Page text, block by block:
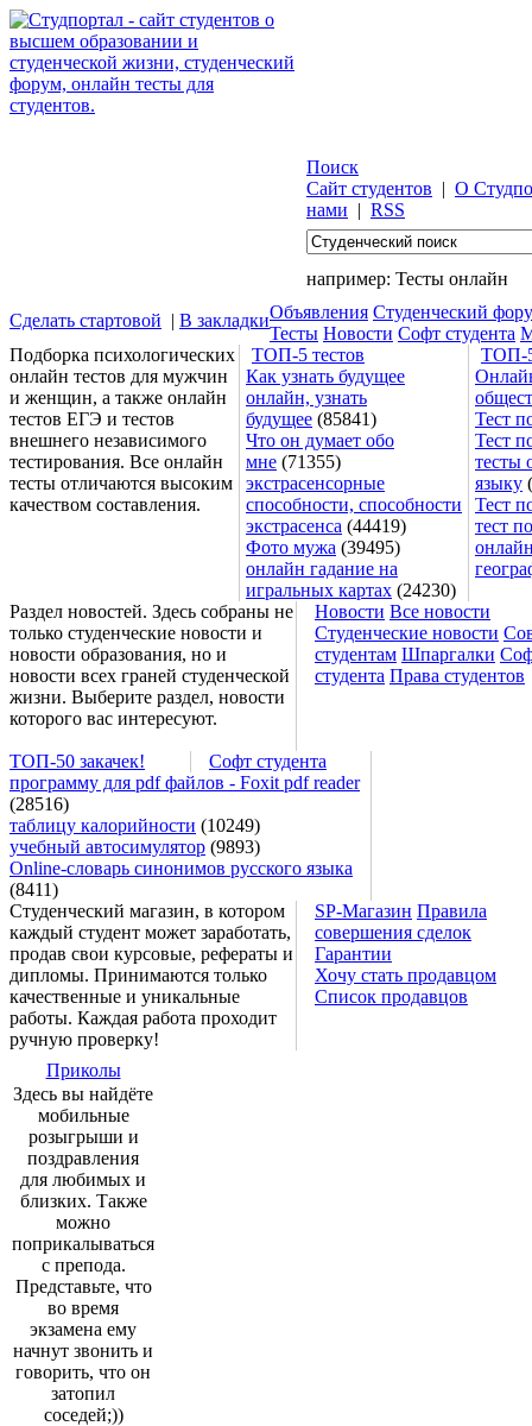
Поиск
Сайт студентов | О
нами | RSS
например: Тесты онлайн
Сделать стартовой | В закладкиОбъявления Студенческий
Тесты Новости Софт студента
Подборка психологических
онлайн тестов для мужчин
и женщин, а также онлайн
тестов ЕГЭ и тестов
внешнего независимого
тестирования. Все онлайн
тесты отличаются высоким
качеством составления.
ТОП-5 тестов
ТОП-
Как узнать будущее
онлайн, узнать
будущее (85841)
Что он думает обо
мне (71355)
экстрасенсорные
способности, способности
экстрасенса (44419)
Фото мужа (39495)
онлайн гадание на
игральных картах (24230)
Тест
Тест
тесты
языку
Тест
тест
Раздел новостей. Здесь собраны не
только студенческие новости и
новости образования, но и
новости всех граней студенческой
жизни. Выберите раздел, новости
которого вас интересуют.
Новости Все новости
Студенческие новости
студентам Шпаргалки
студента Права студентов
ТОП-50 закачек!
Софт студента
программу для pdf файлов - Foxit pdf reader
(28516)
таблицу калорийности (10249)
учебный автосимулятор (9893)
Online-словарь синонимов русского языка
(8411)
Студенческий магазин, в котором
каждый студент может заработать,
продав свои курсовые, рефераты и
дипломы. Принимаются только
качественные и уникальные
работы. Каждая работа проходит
ручную проверку!
SP-Магазин Правила
совершения сделок
Гарантии
Хочу стать продавцом
Список продавцов
Приколы
Здесь вы найдёте
мобильные
розыгрыши и
поздравления
для любимых и
близких. Также
можно
поприкалываться
с препода.
Представьте, что
во время
экзамена ему
начнут звонить и
говорить, что он
затопил
соседей;))